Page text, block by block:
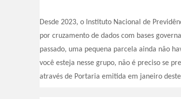
Desde 2023, o Instituto Nacional de
por cruzamento de dados com bases
passado, uma pequena parcela ainda não
você esteja nesse grupo, não é preciso se
através de Portaria emitida em janeiro